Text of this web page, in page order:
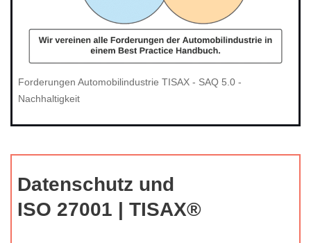
Forderungen Automobilindustrie TISAX - SAQ 5.0 -
Nachhaltigkeit
Datenschutz und
ISO 27001 | TISAX®